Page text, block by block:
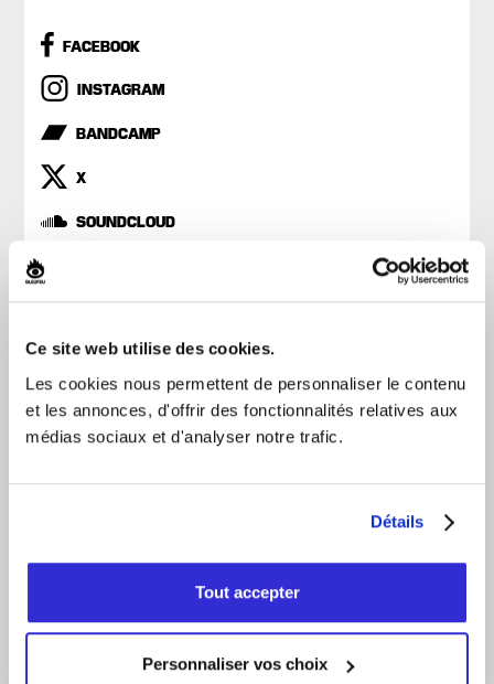
Ce site web utilise des cookies.
Les cookies nous permettent de personnaliser le contenu
et les annonces, d'offrir des fonctionnalités relatives aux
médias sociaux et d'analyser notre trafic.
Détails
Tout accepter
Personnaliser vos choix
FACEBOOK
INSTAGRAM
BANDCAMP
X
SOUNDCLOUD
APPLE MUSIC